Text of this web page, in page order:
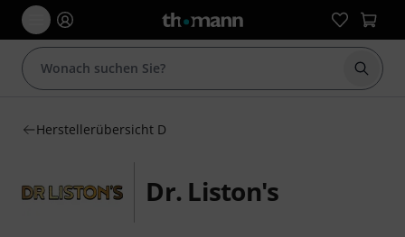
Suche
Herstellerübersicht D
Dr. Liston's